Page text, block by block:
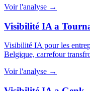
Voir l'analyse →
Visibilité IA a
Visibilité IA pour les
Belgique, carrefour
Voir l'analyse →